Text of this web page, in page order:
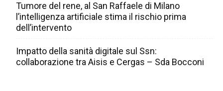
Tumore del rene, al San Raffaele di Milano
l’intelligenza artificiale stima il rischio prima
dell’intervento
Impatto della sanità digitale sul Ssn:
collaborazione tra Aisis e Cergas – Sda Bocconi